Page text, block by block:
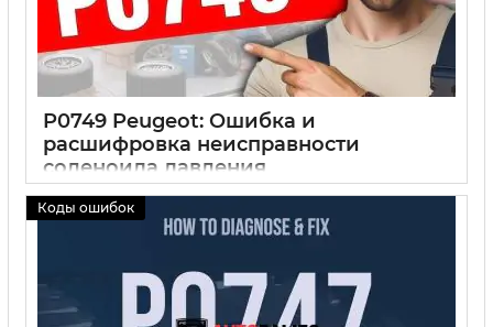
P0749 Peugeot: Ошибка и
расшифровка неисправности
соленоида давления
30 09 2024 6
Коды ошибок